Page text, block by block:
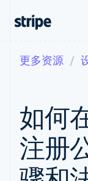
支付
在线支付
Payment links
无代码支付
Checkout
预构建支付界
面
更多资源
如何
注册